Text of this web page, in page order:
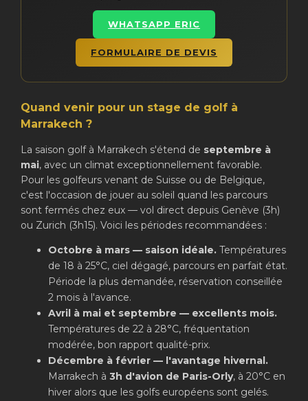
WHATSAPP ERIC
FORMULAIRE DE DEVIS
Quand venir pour un stage de golf à
Marrakech ?
La saison golf à Marrakech s'étend de septembre à
mai, avec un climat exceptionnellement favorable.
Pour les golfeurs venant de Suisse ou de Belgique,
c'est l'occasion de jouer au soleil quand les parcours
sont fermés chez eux — vol direct depuis Genève (3h)
ou Zurich (3h15). Voici les périodes recommandées :
Octobre à mars — saison idéale. Températures
de 18 à 25°C, ciel dégagé, parcours en parfait état.
Période la plus demandée, réservation conseillée
2 mois à l'avance.
Avril à mai et septembre — excellents mois.
Températures de 22 à 28°C, fréquentation
modérée, bon rapport qualité-prix.
Décembre à février — l'avantage hivernal.
Marrakech à 3h d'avion de Paris-Orly, à 20°C en
hiver alors que les golfs européens sont gelés.